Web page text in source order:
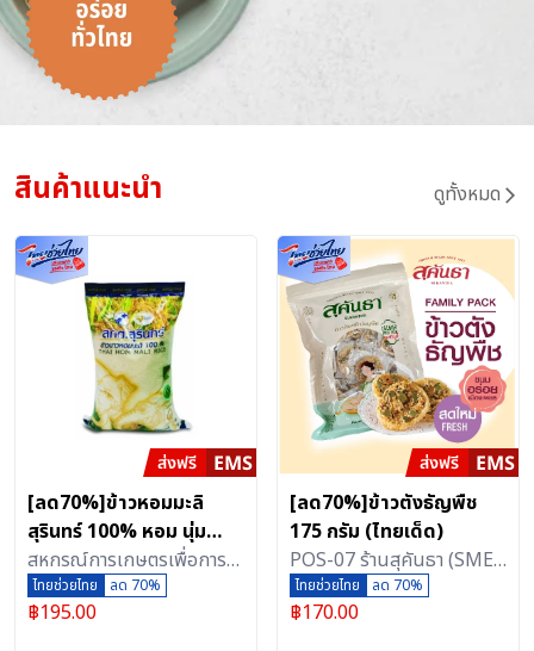
สินค้าแนะนำ ดูทั้งหมด
[ลด70%]ข้าวหอมมะลิ
สุรินทร์ 100% หอม นุ่ม
เมล็ดเรียว ยาว ขาว ตรา
สกต.สุรินทร์ (5 กิโลกรัม)
สหกรณ์การเกษตรเพื่อการ
ตลาดลูกค้า ธ.ก.ส.สุรินทร์
จำกัด
ไทยช่วยไทย ลด 70%
฿195.00
[ลด70%]ข้าวตังธัญพืช
175 กรัม (ไทยเด็ด)
POS-07 ร้านสุคันธา (SME
Bank)
ไทยช่วยไทย ลด 70%
฿170.00